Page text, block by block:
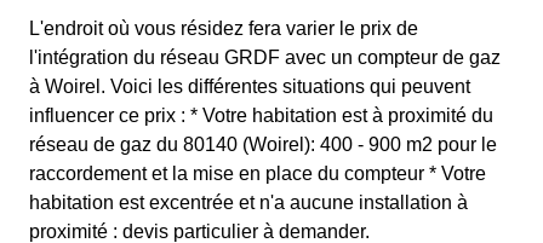
L'endroit où vous résidez fera varier le prix de
l'intégration du réseau GRDF avec un compteur de gaz
à Woirel. Voici les différentes situations qui peuvent
influencer ce prix : * Votre habitation est à proximité du
réseau de gaz du 80140 (Woirel): 400 - 900 m2 pour le
raccordement et la mise en place du compteur * Votre
habitation est excentrée et n'a aucune installation à
proximité : devis particulier à demander.